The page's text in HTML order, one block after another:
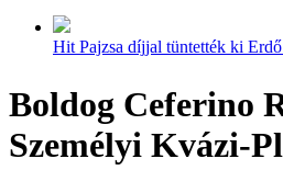
Hit Pajzsa díjjal tüntették ki
Boldog Ceferino
Személyi Kvázi-